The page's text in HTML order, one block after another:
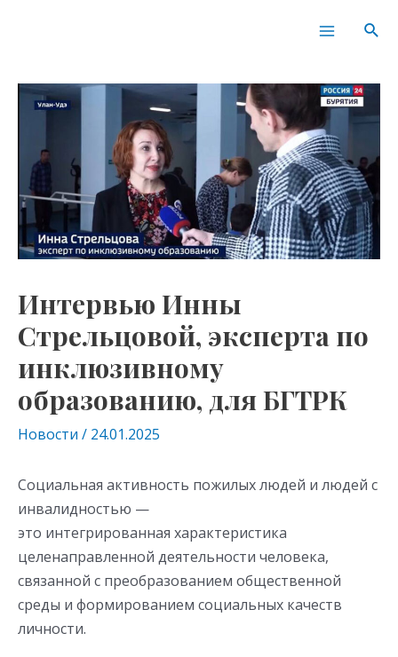
Main
Интервью Инны
Стрельцовой, эксперта по
инклюзивному
образованию, для БГТРК
Новости / 24.01.2025
Социальная активность пожилых людей и людей с
инвалидностью —
это интегрированная характеристика
целенаправленной деятельности человека,
связанной с преобразованием общественной
среды и формированием социальных качеств
личности.